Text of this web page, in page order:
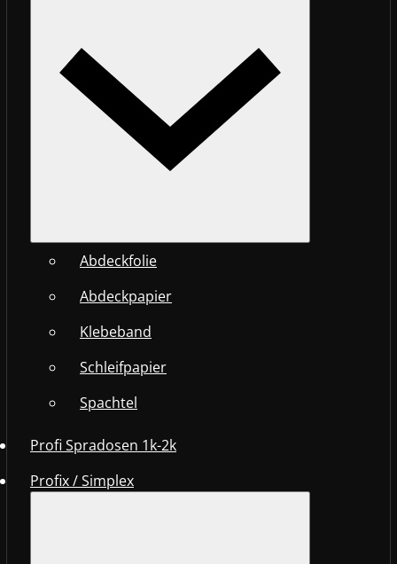
Abdeckfolie
Abdeckpapier
Klebeband
Schleifpapier
Spachtel
Profi Spradosen 1k-2k
Profix / Simplex